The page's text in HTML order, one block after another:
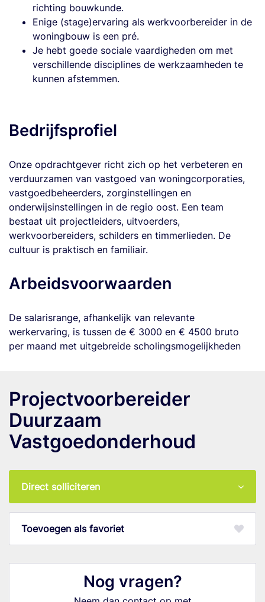
richting bouwkunde.
Enige (stage)ervaring als werkvoorbereider in de
woningbouw is een pré.
Je hebt goede sociale vaardigheden om met
verschillende disciplines de werkzaamheden te
kunnen afstemmen.
Bedrijfsprofiel
Onze opdrachtgever richt zich op het verbeteren en
verduurzamen van vastgoed van woningcorporaties,
vastgoedbeheerders, zorginstellingen en
onderwijsinstellingen in de regio oost. Een team
bestaat uit projectleiders, uitvoerders,
werkvoorbereiders, schilders en timmerlieden. De
cultuur is praktisch en familiair.
Arbeidsvoorwaarden
De salarisrange, afhankelijk van relevante
werkervaring, is tussen de € 3000 en € 4500 bruto
per maand met uitgebreide scholingsmogelijkheden
Projectvoorbereider
Duurzaam
Vastgoedonderhoud
Direct solliciteren
favoriet
Nog vragen?